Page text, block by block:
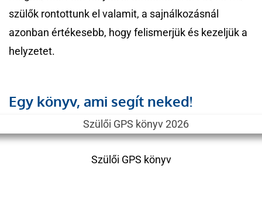
szülők rontottunk el valamit, a sajnálkozásnál
azonban értékesebb, hogy felismerjük és kezeljük a
helyzetet.
Egy könyv, ami segít neked!
Szülői GPS könyv